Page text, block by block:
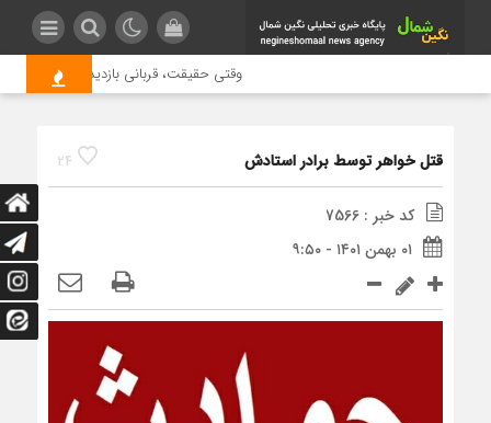
وقتی حقیقت، قربانی بازدید بیشتر می
24 قتل خواهر توسط برادر استادش
کد خبر : 7566
۰۱ بهمن ۱۴۰۱ - ۹:۵۰